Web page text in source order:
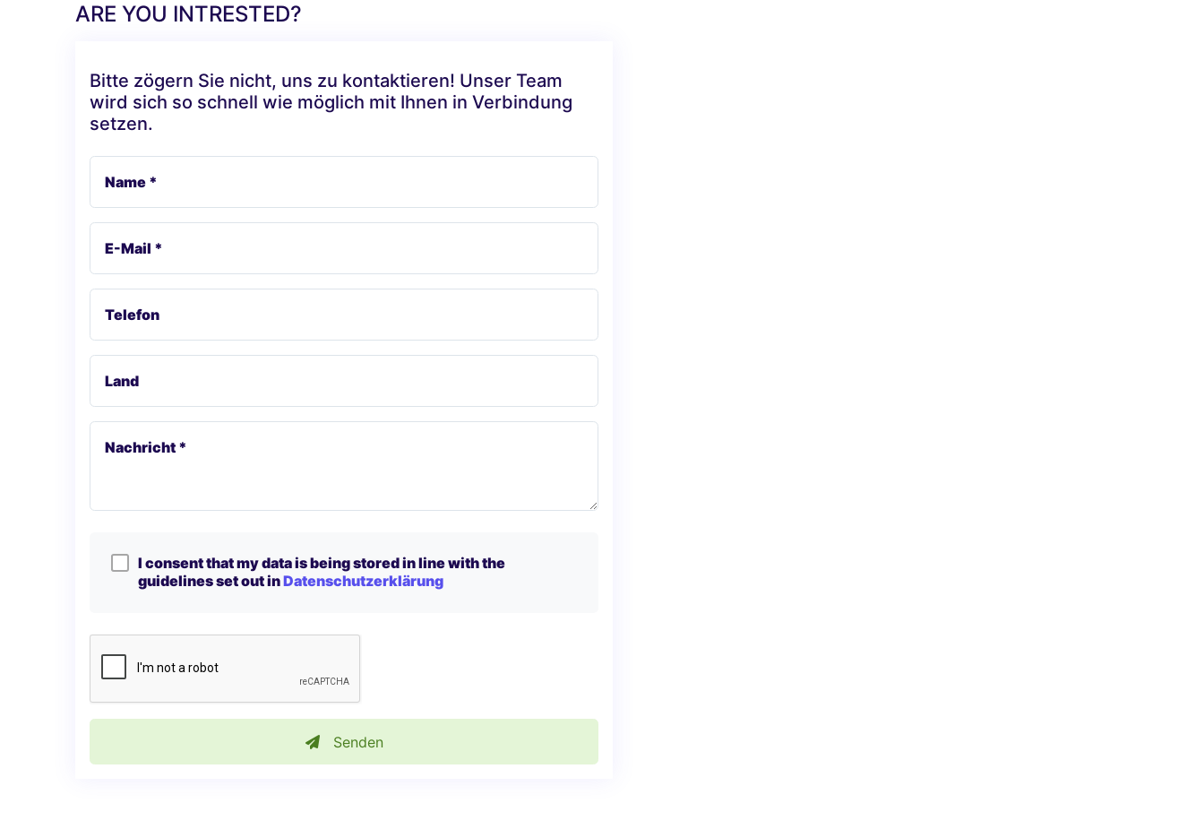
ARE YOU INTRESTED?
Bitte zögern Sie nicht, uns zu kontaktieren! Unser Team
wird sich so schnell wie möglich mit Ihnen in Verbindung
setzen.
Name *
E-Mail *
Telefon
Land
Nachricht *
I consent that my data is being stored in line with the
guidelines set out inDatenschutzerklärung
Senden